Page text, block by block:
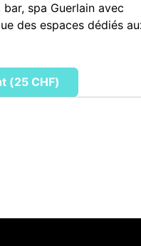
spa Guerlain avec
des espaces dédiés
(25 CHF)